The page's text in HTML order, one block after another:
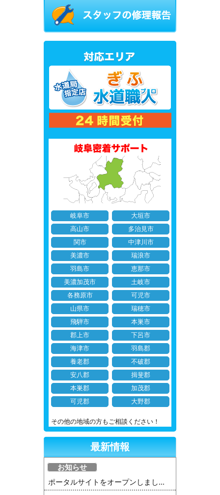
岐阜市
大垣市
高山市
多治見市
関市
中津川市
美濃市
瑞浪市
羽島市
恵那市
美濃加茂市
土岐市
各務原市
可児市
山県市
瑞穂市
飛騨市
本巣市
郡上市
下呂市
海津市
羽島郡
養老郡
不破郡
安八郡
揖斐郡
本巣郡
加茂郡
可児郡
大野郡
その他の地域の方もご相談ください！
最新情報
お知らせ
ポータルサイトをオープンしまし...